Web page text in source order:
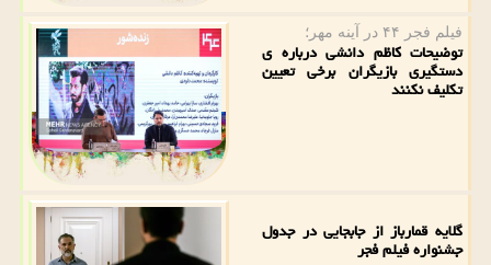
فیلم فجر ۴۴ در آینه مهر؛
توضیحات کاظم دانشی درباره ی
دستگیری بازیگران برخی تعیین
تکلیف نکنند
گلایه قمارباز از جابجایی در جدول
جشنواره فیلم فجر